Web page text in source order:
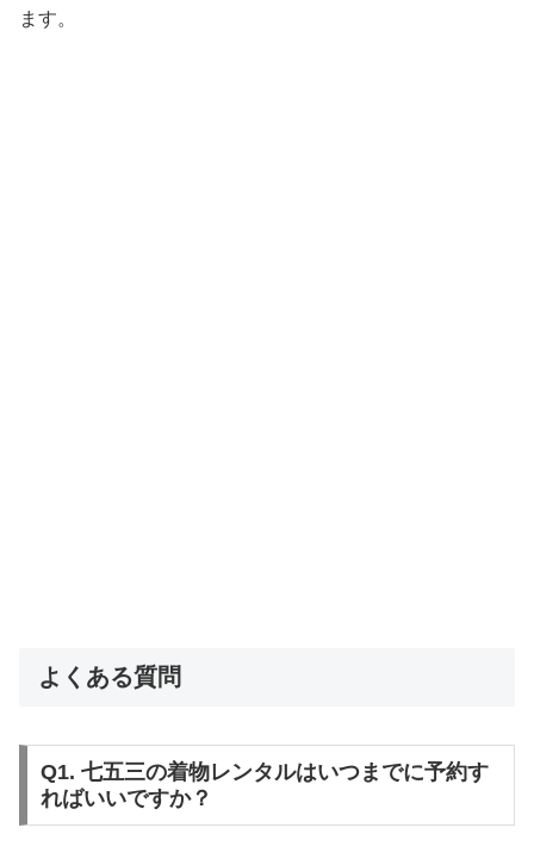
ます。
よくある質問
Q1. 七五三の着物レンタルはいつまでに予約す
ればいいですか？